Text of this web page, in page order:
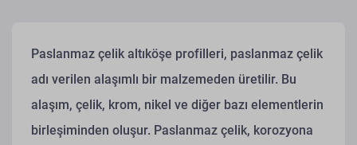
Paslanmaz çelik altıköşe profilleri, paslanmaz çelik
adı verilen alaşımlı bir malzemeden üretilir. Bu
alaşım, çelik, krom, nikel ve diğer bazı elementlerin
birleşiminden oluşur. Paslanmaz çelik, korozyona